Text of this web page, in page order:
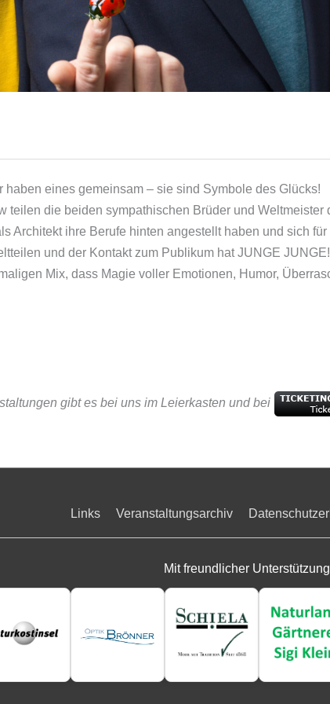
haben eines gemeinsam – sie sind Symbole des Glücks!
teilen die beiden sympathischen Brüder und
Architekt ihre Berufe hinten angestellt haben und sich
und der Kontakt zum Publikum hat JUNGE
Mix, dass Magie voller Emotionen, Humor,
gibt es bei uns im Leierkasten und bei
Links Veranstaltungsarchiv
Mit freundlicher